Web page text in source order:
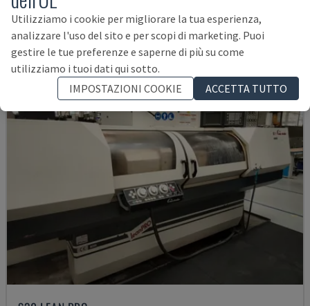
35.000 €
Utilizziamo i cookie per migliorare la tua esperienza,
analizzare l'uso del sito e per scopi di marketing. Puoi
gestire le tue preferenze e saperne di più su come
utilizziamo i tuoi dati qui sotto.
IMPOSTAZIONI COOKIE
ACCETTA TUTTO